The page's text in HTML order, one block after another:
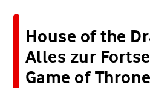
House of the
Alles zur
Game of